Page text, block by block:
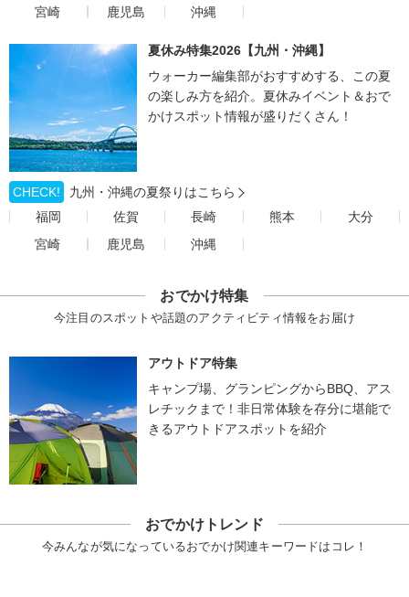
宮崎
鹿児島 沖縄
夏休み特集2026【九州・沖縄】
ウォーカー編集部がおすすめする、この夏
の楽しみ方を紹介。夏休みイベント＆おで
かけスポット情報が盛りだくさん！
CHECK!
九州・沖縄の夏祭りはこちら
福岡
佐賀 長崎 熊本
大分
宮崎
鹿児島 沖縄
おでかけ特集
今注目のスポットや話題のアクティビティ情報をお届け
アウトドア特集
キャンプ場、グランピングからBBQ、アス
レチックまで！非日常体験を存分に堪能で
きるアウトドアスポットを紹介
おでかけトレンド
今みんなが気になっているおでかけ関連キーワードはコレ！